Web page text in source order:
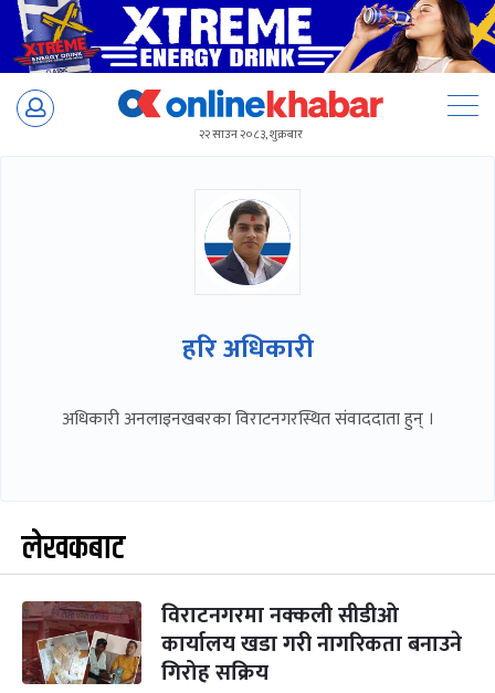
Skip
२२ साउन २०८३, शुक्रबार
हरि अधिकारी
अधिकारी अनलाइनखबरका विराटनगरस्थित संवाददाता हुन् ।
लेखकबाट
विराटनगरमा नक्कली सीडी‌ओ
कार्यालय खडा गरी नागरिकता बनाउने
गिरोह सक्रिय